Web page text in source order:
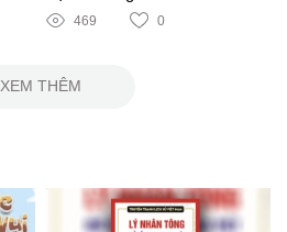
469 0
XEM THÊM